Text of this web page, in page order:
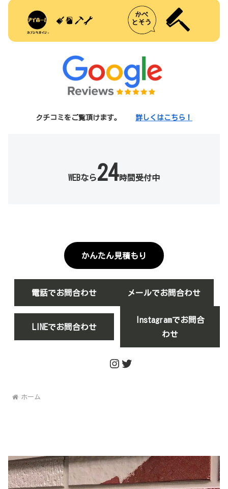
クチコミをご覧頂けます。 詳しくはこちら！
WEBなら24時間受付中
かんたん見積もり
電話でお問合わせ メールでお問合わせ
LINEでお問合わせ
Instagramでお問合
わせ
Instagram
Twitter
ホーム